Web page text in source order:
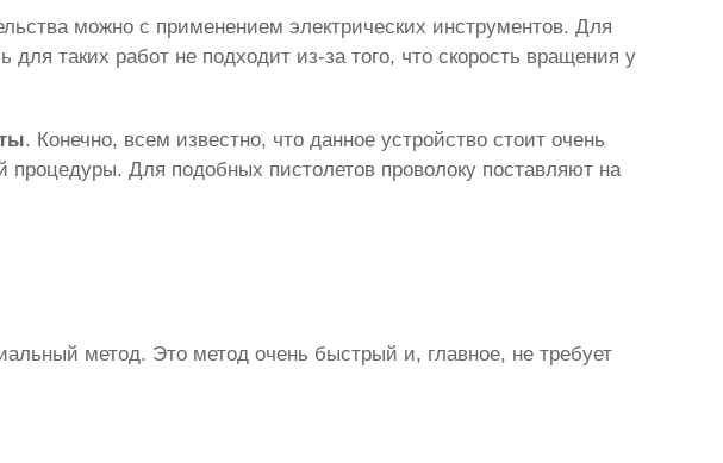
можно с применением электрических инструментов. Для
для таких работ не подходит из-за того, что скорость вращения у
. Конечно, всем известно, что данное устройство стоит очень
процедуры. Для подобных пистолетов проволоку поставляют на
метод. Это метод очень быстрый и, главное, не требует